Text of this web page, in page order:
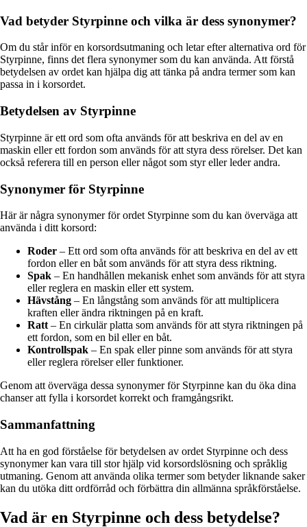
Vad betyder Styrpinne och vilka är dess synonymer?
Om du står inför en korsordsutmaning och letar efter alternativa ord för
Styrpinne, finns det flera synonymer som du kan använda. Att förstå
betydelsen av ordet kan hjälpa dig att tänka på andra termer som kan
passa in i korsordet.
Betydelsen av Styrpinne
Styrpinne är ett ord som ofta används för att beskriva en del av en
maskin eller ett fordon som används för att styra dess rörelser. Det kan
också referera till en person eller något som styr eller leder andra.
Synonymer för Styrpinne
Här är några synonymer för ordet Styrpinne som du kan överväga att
använda i ditt korsord:
Roder – Ett ord som ofta används för att beskriva en del av ett
fordon eller en båt som används för att styra dess riktning.
Spak – En handhållen mekanisk enhet som används för att styra
eller reglera en maskin eller ett system.
Hävstång – En långstång som används för att multiplicera
kraften eller ändra riktningen på en kraft.
Ratt – En cirkulär platta som används för att styra riktningen på
ett fordon, som en bil eller en båt.
Kontrollspak – En spak eller pinne som används för att styra
eller reglera rörelser eller funktioner.
Genom att överväga dessa synonymer för Styrpinne kan du öka dina
chanser att fylla i korsordet korrekt och framgångsrikt.
Sammanfattning
Att ha en god förståelse för betydelsen av ordet Styrpinne och dess
synonymer kan vara till stor hjälp vid korsordslösning och språklig
utmaning. Genom att använda olika termer som betyder liknande saker
kan du utöka ditt ordförråd och förbättra din allmänna språkförståelse.
Vad är en Styrpinne och dess betydelse?